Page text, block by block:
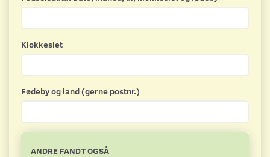
Klokkeslet
Fødeby og land (gerne postnr.)
ANDRE FANDT OGSÅ